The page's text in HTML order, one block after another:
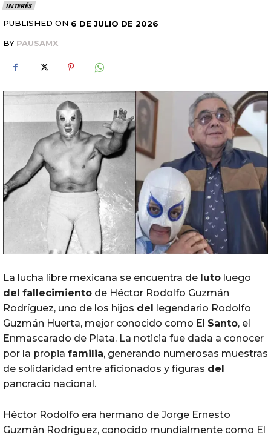
INTERÉS
PUBLISHED ON 6 DE JULIO DE 2026
BY PAUSAMX
La lucha libre mexicana se encuentra de luto luego
del fallecimiento de Héctor Rodolfo Guzmán
Rodríguez, uno de los hijos del legendario Rodolfo
Guzmán Huerta, mejor conocido como El Santo, el
Enmascarado de Plata. La noticia fue dada a conocer
por la propia familia, generando numerosas muestras
de solidaridad entre aficionados y figuras del
pancracio nacional.
Héctor Rodolfo era hermano de Jorge Ernesto
Guzmán Rodríguez, conocido mundialmente como El